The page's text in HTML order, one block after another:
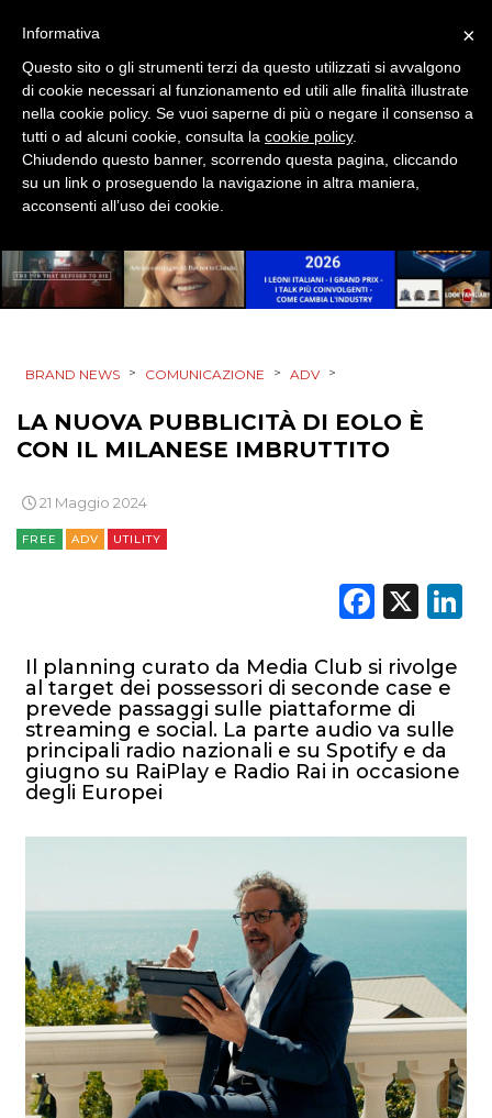
TREND
CASE HISTORY
OPINIONI
BRAND NEWS > COMUNICAZIONE > ADV >
LA NUOVA PUBBLICITÀ DI EOLO È
CON IL MILANESE IMBRUTTITO
21 Maggio 2024
FREE ADV UTILITY
X
Il planning curato da Media Club si rivolge
al target dei possessori di seconde case e
prevede passaggi sulle piattaforme di
streaming e social. La parte audio va sulle
principali radio nazionali e su Spotify e da
giugno su RaiPlay e Radio Rai in occasione
degli Europei
×
Informativa
Questo sito o gli strumenti terzi da questo utilizzati si avvalgono
di cookie necessari al funzionamento ed utili alle finalità illustrate
nella cookie policy. Se vuoi saperne di più o negare il consenso a
tutti o ad alcuni cookie, consulta la cookie policy.
Chiudendo questo banner, scorrendo questa pagina, cliccando
su un link o proseguendo la navigazione in altra maniera,
acconsenti all’uso dei cookie.